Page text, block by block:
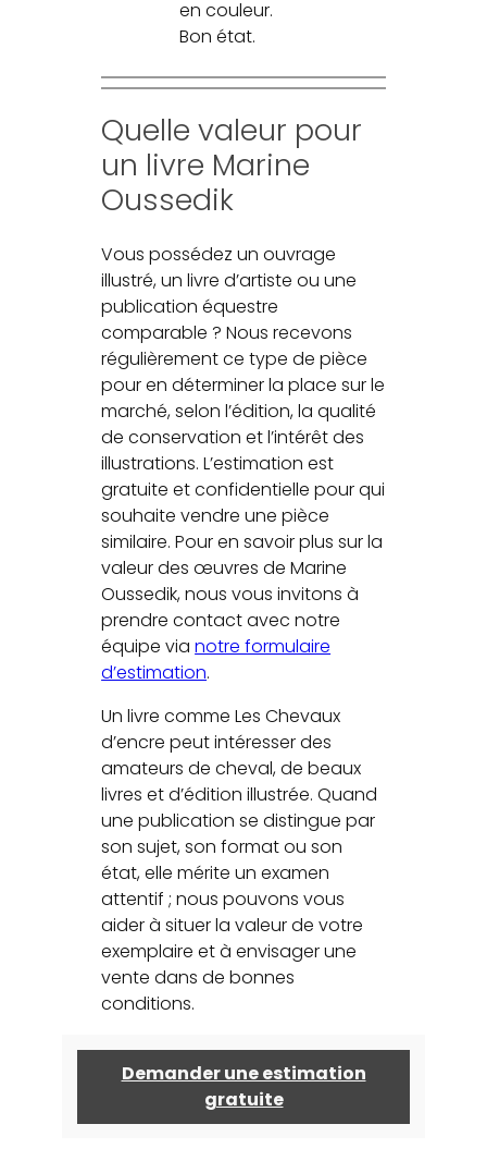
en couleur.
Bon état.
Quelle valeur pour
un livre Marine
Oussedik
Vous possédez un ouvrage
illustré, un livre d’artiste ou une
publication équestre
comparable ? Nous recevons
régulièrement ce type de pièce
pour en déterminer la place sur le
marché, selon l’édition, la qualité
de conservation et l’intérêt des
illustrations. L’estimation est
gratuite et confidentielle pour qui
souhaite vendre une pièce
similaire. Pour en savoir plus sur la
valeur des œuvres de Marine
Oussedik, nous vous invitons à
prendre contact avec notre
équipe vianotre formulaire
d’estimation.
Un livre comme Les Chevaux
d’encre peut intéresser des
amateurs de cheval, de beaux
livres et d’édition illustrée. Quand
une publication se distingue par
son sujet, son format ou son
état, elle mérite un examen
attentif ; nous pouvons vous
aider à situer la valeur de votre
exemplaire et à envisager une
vente dans de bonnes
conditions.
Demander une estimation
gratuite